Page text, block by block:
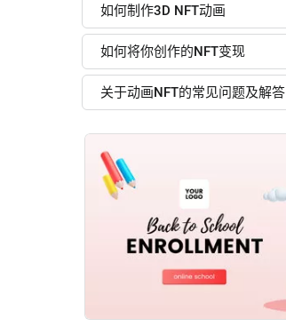
如何制作3D NFT动画
如何将你创作的NFT变现
关于动画NFT的常见问题及解答